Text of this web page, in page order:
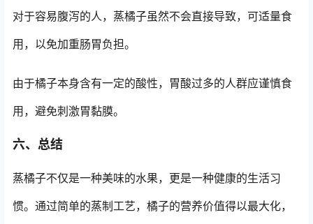
对于容易腹泻的人，蒸橘子虽然不会直接导致，可适量食
用，以免加重肠胃负担。
由于橘子本身含有一定的酸性，胃酸过多的人群应谨慎食
用，避免刺激胃黏膜。
六、总结
蒸橘子不仅是一种美味的水果，更是一种健康的生活习
惯。通过简单的蒸制工艺，橘子的营养价值得以最大化，